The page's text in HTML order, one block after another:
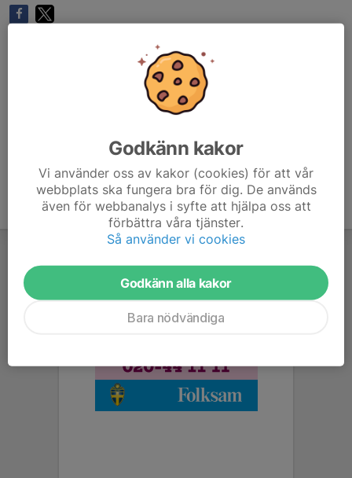
Godkänn kakor
Vi använder oss av kakor (cookies) för att vår
webbplats ska fungera bra för dig. De används
även för webbanalys i syfte att hjälpa oss att
förbättra våra tjänster.
Så använder vi cookies
Godkänn alla kakor
Bara nödvändiga